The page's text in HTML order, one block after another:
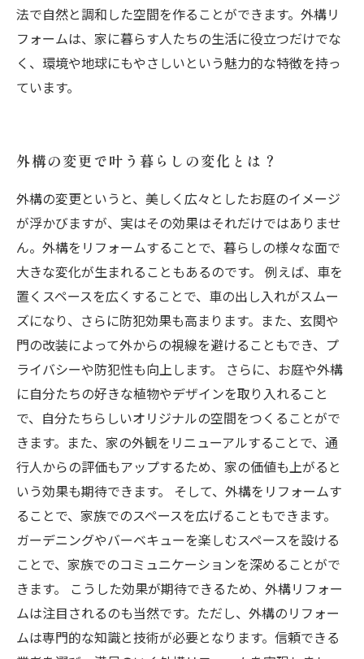
法で自然と調和した空間を作ることができます。外構リ
フォームは、家に暮らす人たちの生活に役立つだけでな
く、環境や地球にもやさしいという魅力的な特徴を持っ
ています。
外構の変更で叶う暮らしの変化とは？
外構の変更というと、美しく広々としたお庭のイメージ
が浮かびますが、実はその効果はそれだけではありませ
ん。外構をリフォームすることで、暮らしの様々な面で
大きな変化が生まれることもあるのです。 例えば、車を
置くスペースを広くすることで、車の出し入れがスムー
ズになり、さらに防犯効果も高まります。また、玄関や
門の改装によって外からの視線を避けることもでき、プ
ライバシーや防犯性も向上します。 さらに、お庭や外構
に自分たちの好きな植物やデザインを取り入れること
で、自分たちらしいオリジナルの空間をつくることがで
きます。また、家の外観をリニューアルすることで、通
行人からの評価もアップするため、家の価値も上がると
いう効果も期待できます。 そして、外構をリフォームす
ることで、家族でのスペースを広げることもできます。
ガーデニングやバーベキューを楽しむスペースを設ける
ことで、家族でのコミュニケーションを深めることがで
きます。 こうした効果が期待できるため、外構リフォー
ムは注目されるのも当然です。ただし、外構のリフォー
ムは専門的な知識と技術が必要となります。信頼できる